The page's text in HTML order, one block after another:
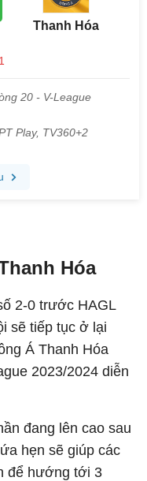
Hóa
2-0 trước HAGL
sẽ tiếp tục ở lại
Á Thanh Hóa
2023/2024 diễn
đang lên cao sau
hẹn sẽ giúp các
để hướng tới 3